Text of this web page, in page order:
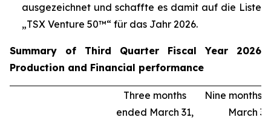
ausgezeichnet und schaffte es damit auf die Liste
„TSX Venture 50™“ für das Jahr 2026.
Summary of Third Quarter Fiscal Year 2026
Production and Financial performance
Three months
ended March 31,
Nine months
March